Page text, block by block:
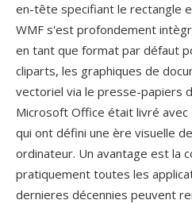
en-tête specifiant le rectangle
WMF s'est profondement
en tant que format par défaut
cliparts, les graphiques de
vectoriel via le presse-papiers
Microsoft Office était livré avec
qui ont défini une ère visuelle
ordinateur. Un avantage est la
pratiquement toutes les
dernieres décennies peuvent